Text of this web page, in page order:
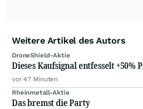
Weitere Artikel des Autors
DroneShield-Aktie
Dieses Kaufsignal entfesselt +50%
vor 47 Minuten
Rheinmetall-Aktie
Das bremst die Party